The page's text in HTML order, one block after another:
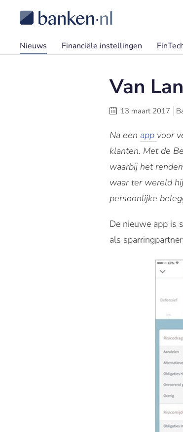
Nieuws Financiële instellingen
Van
13 maart 2017
Na een app voor
klanten. Met de
waarbij het
waar ter wereld
persoonlijke
De nieuwe app is
als